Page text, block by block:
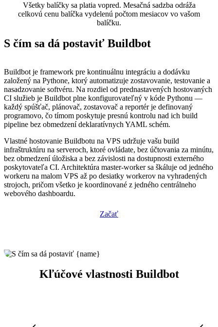
Všetky balíčky sa platia vopred. Mesačná sadzba odráža
celkovú cenu balíčka vydelenú počtom mesiacov vo vašom
balíčku.
S čím sa dá postaviť Buildbot
Buildbot je framework pre kontinuálnu integráciu a dodávku
založený na Pythone, ktorý automatizuje zostavovanie, testovanie a
nasadzovanie softvéru. Na rozdiel od prednastavených hostovaných
CI služieb je Buildbot plne konfigurovateľný v kóde Pythonu —
každý spúšťač, plánovač, zostavovač a reportér je definovaný
programovo, čo tímom poskytuje presnú kontrolu nad ich build
pipeline bez obmedzení deklaratívnych YAML schém.
Vlastné hostovanie Buildbotu na VPS udržuje vašu build
infraštruktúru na serveroch, ktoré ovládate, bez účtovania za minútu,
bez obmedzení úložiska a bez závislosti na dostupnosti externého
poskytovateľa CI. Architektúra master-worker sa škáluje od jedného
workeru na malom VPS až po desiatky workerov na vyhradených
strojoch, pričom všetko je koordinované z jedného centrálneho
webového dashboardu.
Začať
Kľúčové vlastnosti Buildbot